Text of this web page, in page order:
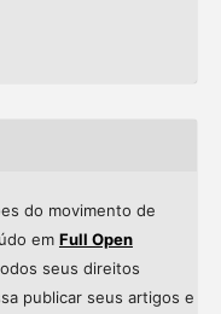
do movimento de
em Full Open
seus direitos
publicar seus artigos e